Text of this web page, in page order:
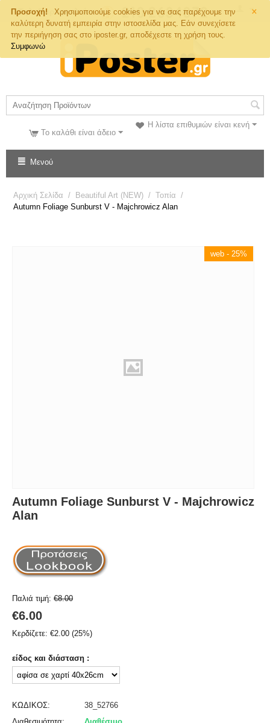
×
Προσοχή!
Χρησιμοποιούμε cookies για να σας παρέχουμε την
καλύτερη δυνατή εμπειρία στην ιστοσελίδα μας. Εάν συνεχίσετε
την περιήγηση σας στο iposter.gr, αποδέχεστε τη χρήση τους.
Συμφωνώ
Τηλ. Παραγγελιών
Η λίστα επιθυμιών είναι κενή
Το καλάθι είναι άδειο
Μενού
Αρχική Σελίδα / Beautiful Art (NEW) / Τοπία /
Autumn Foliage Sunburst V - Majchrowicz Alan
web - 25%
Autumn Foliage Sunburst V - Majchrowicz
Alan
Παλιά τιμή: €8.00
€6.00
Κερδίζετε: €2.00 (25%)
είδος και διάσταση :
ΚΩΔΙΚΟΣ:
38_52766